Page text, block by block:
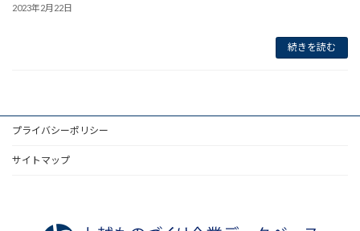
2023年2月22日
続きを読む
プライバシーポリシー
サイトマップ